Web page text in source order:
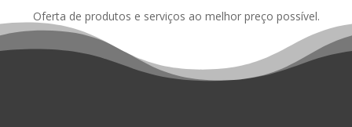
Oferta de produtos e serviços ao melhor preço possível.